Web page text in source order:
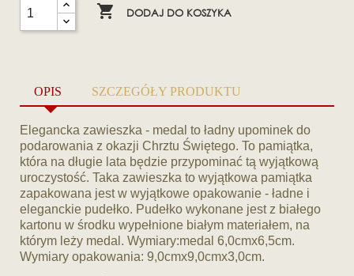
 DODAJ DO KOSZYKA
OPIS SZCZEGÓŁY PRODUKTU
Elegancka zawieszka - medal to ładny upominek do
podarowania z okazji Chrztu Świętego. To pamiątka,
która na długie lata będzie przypominać tą wyjątkową
uroczystość. Taka zawieszka to wyjątkowa pamiątka
zapakowana jest w wyjątkowe opakowanie - ładne i
eleganckie pudełko. Pudełko wykonane jest z białego
kartonu w środku wypełnione białym materiałem, na
którym leży medal. Wymiary:medal 6,0cmx6,5cm.
Wymiary opakowania: 9,0cmx9,0cmx3,0cm.